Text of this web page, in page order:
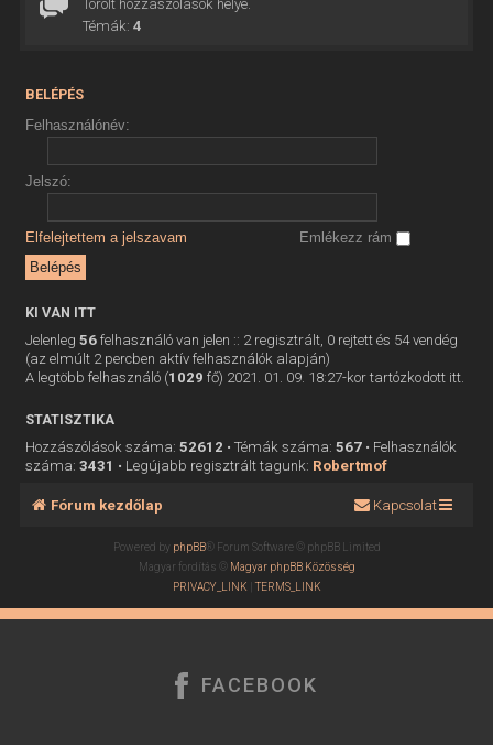
Törölt hozzászólások helye.
Témák: 4
BELÉPÉS
Felhasználónév:
Jelszó:
Elfelejtettem a jelszavam Emlékezz rám
KI VAN ITT
Jelenleg 56felhasználó van jelen :: 2 regisztrált, 0 rejtett és 54 vendég
(az elmúlt 2 percben aktív felhasználók alapján)
A legtöbb felhasználó (1029 fő) 2021. 01. 09. 18:27-kor tartózkodott itt.
STATISZTIKA
Hozzászólások száma: 52612 • Témák száma: 567• Felhasználók
száma: 3431 • Legújabb regisztrált tagunk: Robertmof
Fórum kezdőlap Kapcsolat
Powered by phpBB® Forum Software © phpBB Limited
Magyar fordítás © Magyar phpBB Közösség
PRIVACY_LINK |TERMS_LINK
FACEBOOK